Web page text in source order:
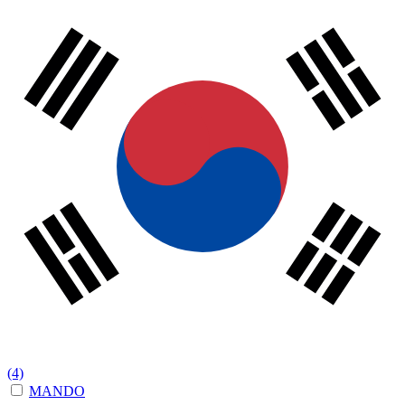
(4)
MANDO